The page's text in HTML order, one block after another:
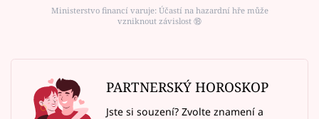
Ministerstvo financí varuje: Účastí na hazardní hře může
vzniknout závislost ⑱
PARTNERSKÝ HOROSKOP
Jste si souzení? Zvolte znamení a